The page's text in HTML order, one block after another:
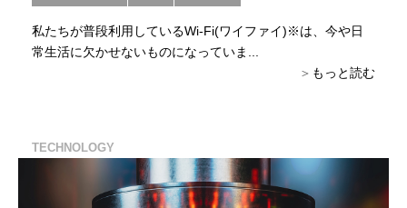
私たちが普段利用しているWi-Fi(ワイファイ)※は、今や日
常生活に欠かせないものになっていま...
もっと読む
TECHNOLOGY